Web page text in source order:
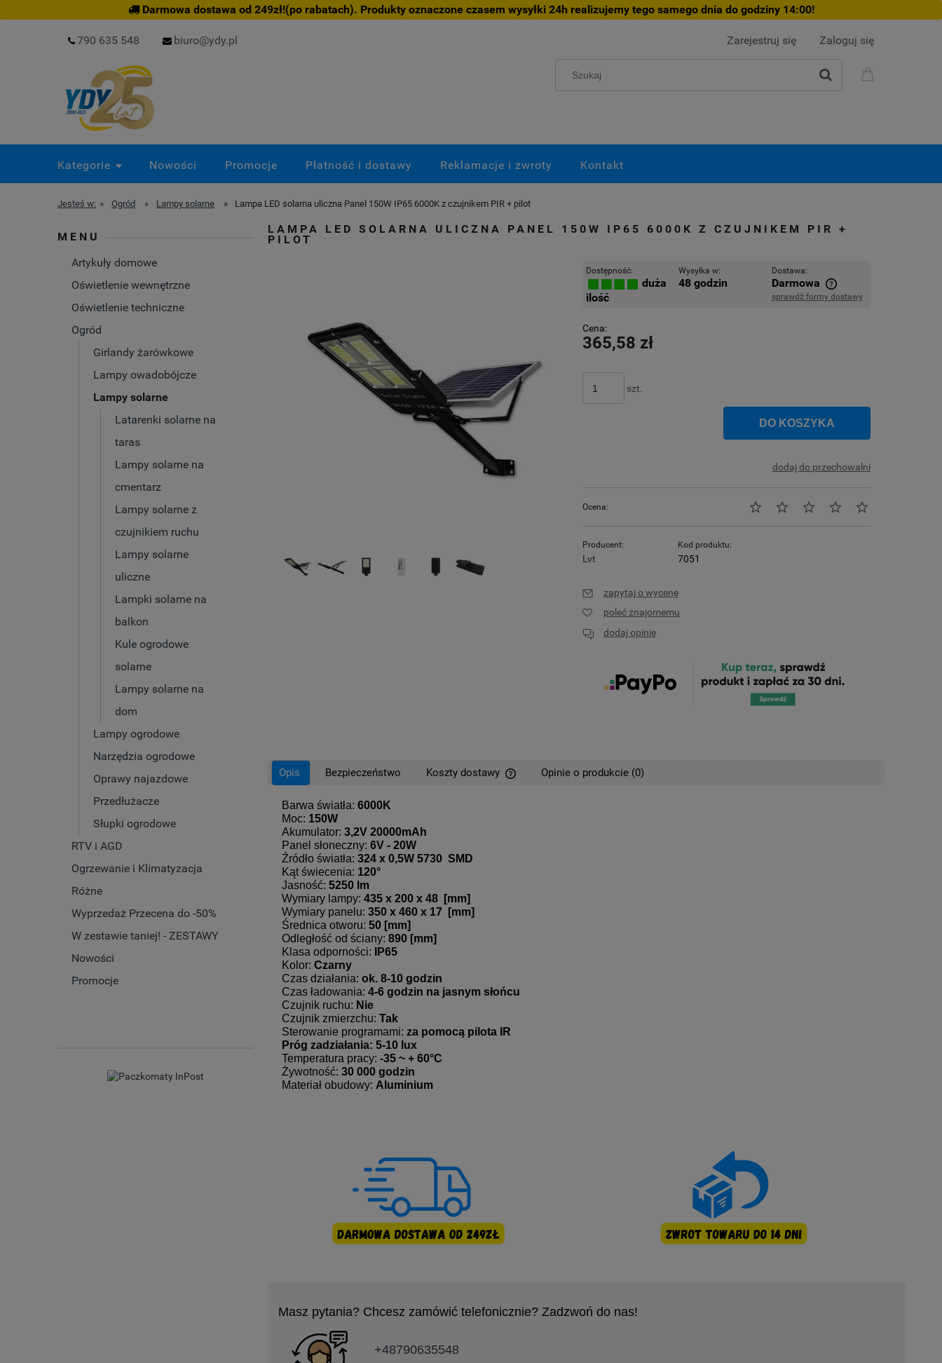
Darmowa dostawa od 249zł!(po rabatach). Produkty oznaczone czasem wysyłki 24h realizujemy tego samego dnia do godziny 14:00!
790 635 548 biuro@ydy.pl Zarejestruj się Zaloguj się
Kategorie Nowości Promocje Płatność i dostawy Reklamacje i zwroty Kontakt
Jesteś w: » Ogród » Lampy solarne » Lampa LED solarna uliczna Panel 150W IP65 6000K z czujnikem PIR + pilot
MENU
Artykuły domowe
Oświetlenie wewnętrzne
Oświetlenie techniczne
Ogród
Girlandy żarówkowe
Lampy owadobójcze
Lampy solarne
Latarenki solarne na
taras
Lampy solarne na
cmentarz
Lampy solarne z
czujnikiem ruchu
Lampy solarne
uliczne
Lampki solarne na
balkon
Kule ogrodowe
solarne
Lampy solarne na
dom
Lampy ogrodowe
Narzędzia ogrodowe
Oprawy najazdowe
Przedłużacze
Słupki ogrodowe
RTV i AGD
Ogrzewanie i Klimatyzacja
Różne
Wyprzedaż Przecena do -50%
W zestawie taniej! - ZESTAWY
Nowości
Promocje
LAMPA LED SOLARNA ULICZNA PANEL 150W IP65 6000K Z CZUJNIKEM PIR +
PILOT
Dostępność:
duża
ilość
Wysyłka w:
48 godzin
Dostawa:
Darmowa
sprawdź formy dostawy
Cena:
365,58 zł
szt.
DO KOSZYKA
dodaj do przechowalni
Ocena:
Producent:
Lvt
Kod produktu:
7051
zapytaj o wycenę
poleć znajomemu
dodaj opinię
Opis Bezpieczeństwo Koszty dostawy Opinie o produkcie (0)
Barwa światła: 6000K
Moc: 150W
Akumulator: 3,2V 20000mAh
Panel słoneczny: 6V - 20W
Źródło światła: 324 x 0,5W 5730 SMD
Kąt świecenia: 120°
Jasność: 5250 lm
Wymiary lampy: 435 x 200 x 48 [mm]
Wymiary panelu: 350 x 460 x 17 [mm]
Średnica otworu: 50 [mm]
Odległość od ściany: 890 [mm]
Klasa odporności:
IP65
Kolor: Czarny
Czas działania: ok. 8-10 godzin
Czas ładowania: 4-6 godzin na jasnym słońcu
Czujnik ruchu: Nie
Czujnik zmierzchu: Tak
Sterowanie programami: za pomocą pilota IR
Próg zadziałania: 5-10 lux
Temperatura pracy: -35 ~ + 60°C
Żywotność: 30 000 godzin
Materiał obudowy: Aluminium
Masz pytania? Chcesz zamówić telefonicznie? Zadzwoń do nas!
+48790635548